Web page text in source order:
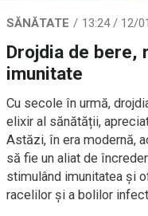
SĂNĂTATE 13:24 / 12/
Drojdia de bere,
imunitate
Cu secole în urmă,
elixir al sănătății,
Astăzi, în era modernă,
să fie un aliat de
stimulând imunitatea și
racelilor și a bolilor